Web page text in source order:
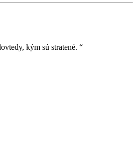
kým sú stratené.